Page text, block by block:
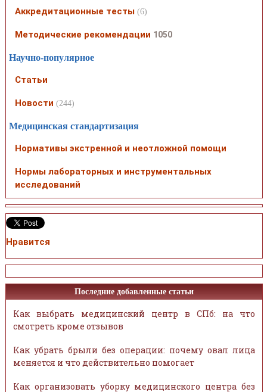
Аккредитационные тесты (6)
Методические рекомендации 1050
Научно-популярное
Статьи
Новости (244)
Медицинская стандартизация
Нормативы экстренной и неотложной помощи
Нормы лабораторных и инструментальных
исследований
Нравится
Последние добавленные статьи
Как выбрать медицинский центр в СПб: на что
смотреть кроме отзывов
Как убрать брыли без операции: почему овал лица
меняется и что действительно помогает
Как организовать уборку медицинского центра без